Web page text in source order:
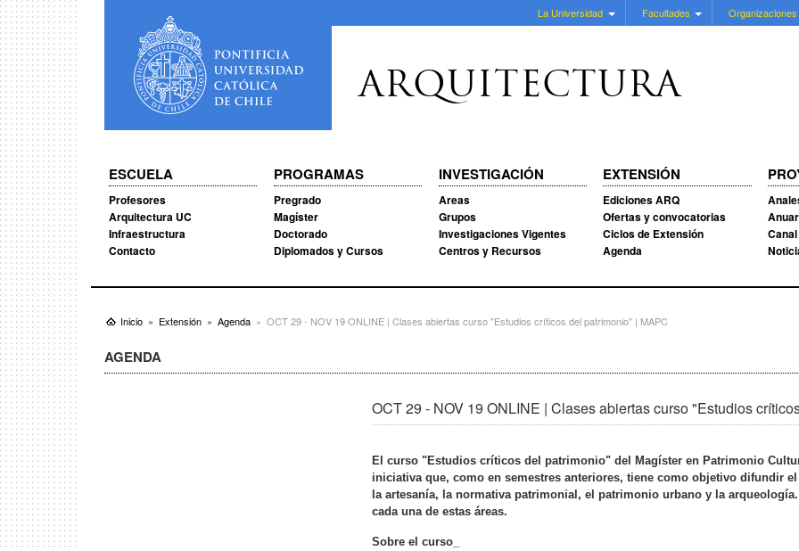
La Universidad Facultades
ARQUITECTURA
ESCUELA
Profesores
Arquitectura UC
Infraestructura
Contacto
PROGRAMAS
Pregrado
Magíster
Doctorado
Diplomados y Cursos
INVESTIGACIÓN
Areas
Grupos
Investigaciones Vigentes
Centros y Recursos
EXTENSIÓN
Ediciones ARQ
Ofertas y convocatorias
Ciclos de Extensión
Agenda
Inicio Extensión Agenda OCT 29 - NOV 19 ONLINE | Clases abiertas curso "Estudios críticos del patrimonio" | MAPC
AGENDA
OCT 29 - NOV 19 ONLINE | Clases abiertas curso "Estudios
El curso "Estudios críticos del patrimonio" del Magíster en Patrimonio
iniciativa que, como en semestres anteriores, tiene como objetivo difundir
la artesanía, la normativa patrimonial, el patrimonio urbano y la
cada una de estas áreas.
Sobre el curso_